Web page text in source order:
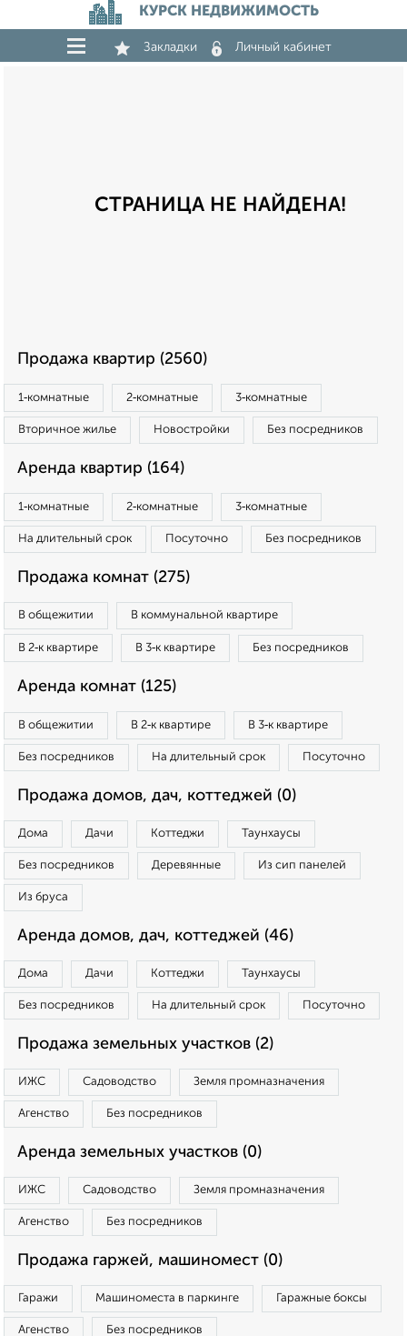
КУРСК НЕДВИЖИМОСТЬ
Закладки Личный кабинет
СТРАНИЦА НЕ НАЙДЕНА!
Продажа квартир (2560)
1‑комнатные 2‑комнатные 3‑комнатные
Вторичное жилье Новостройки Без посредников
Аренда квартир (164)
1‑комнатные 2‑комнатные 3‑комнатные
На длительный срок Посуточно Без посредников
Продажа комнат (275)
В общежитии В коммунальной квартире
В 2‑к квартире В 3‑к квартире Без посредников
Аренда комнат (125)
В общежитии В 2‑к квартире В 3‑к квартире
Без посредников На длительный срок Посуточно
Продажа домов, дач, коттеджей (0)
Дома Дачи Коттеджи Таунхаусы
Без посредников Деревянные Из сип панелей
Из бруса
Аренда домов, дач, коттеджей (46)
Дома Дачи Коттеджи Таунхаусы
Без посредников На длительный срок Посуточно
Продажа земельных участков (2)
ИЖС Садоводство Земля промназначения
Агенство Без посредников
Аренда земельных участков (0)
ИЖС Садоводство Земля промназначения
Агенство Без посредников
Продажа гаржей, машиномест (0)
Гаражи Машиноместа в паркинге Гаражные боксы
Агенство Без посредников